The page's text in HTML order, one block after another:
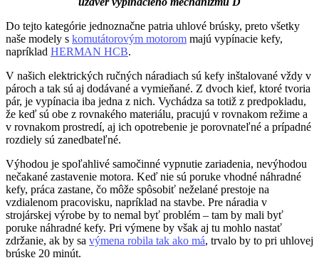
Do tejto kategórie jednoznačne patria uhlové brúsky, preto všetky
naše modely s komutátorovým motorom majú vypínacie kefy,
napríklad HERMAN HCB.
V našich elektrických ručných náradiach sú kefy inštalované vždy v
pároch a tak sú aj dodávané a vymieňané. Z dvoch kief, ktoré tvoria
pár, je vypínacia iba jedna z nich. Vychádza sa totiž z predpokladu,
že keď sú obe z rovnakého materiálu, pracujú v rovnakom režime a
v rovnakom prostredí, aj ich opotrebenie je porovnateľné a prípadné
rozdiely sú zanedbateľné.
Výhodou je spoľahlivé samočinné vypnutie zariadenia, nevýhodou
nečakané zastavenie motora. Keď nie sú poruke vhodné náhradné
kefy, práca zastane, čo môže spôsobiť neželané prestoje na
vzdialenom pracovisku, napríklad na stavbe. Pre náradia v
strojárskej výrobe by to nemal byť problém – tam by mali byť
poruke náhradné kefy. Pri výmene by však aj tu mohlo nastať
zdržanie, ak by sa výmena robila tak ako má, trvalo by to pri uhlovej
brúske 20 minút.